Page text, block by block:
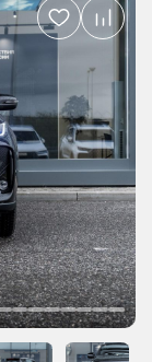
Добавить
в
избранное